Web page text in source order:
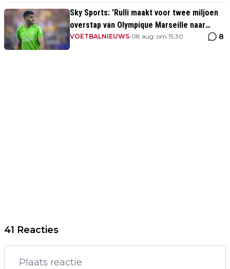
Sky Sports: 'Rulli maakt voor twee miljoen
overstap van Olympique Marseille naar
Manchester City'
VOETBALNIEUWS•08 aug. om 15:30 8
41 Reacties